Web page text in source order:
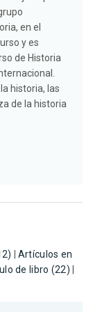
en el
y es
de Historia
historia, las
de la historia
Artículos en
de libro (22)